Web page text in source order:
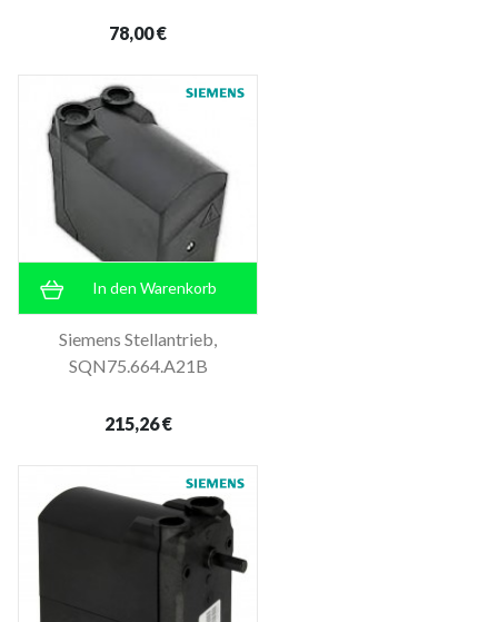
78,00 €
In den Warenkorb
Siemens Stellantrieb,
SQN75.664.A21B
215,26 €